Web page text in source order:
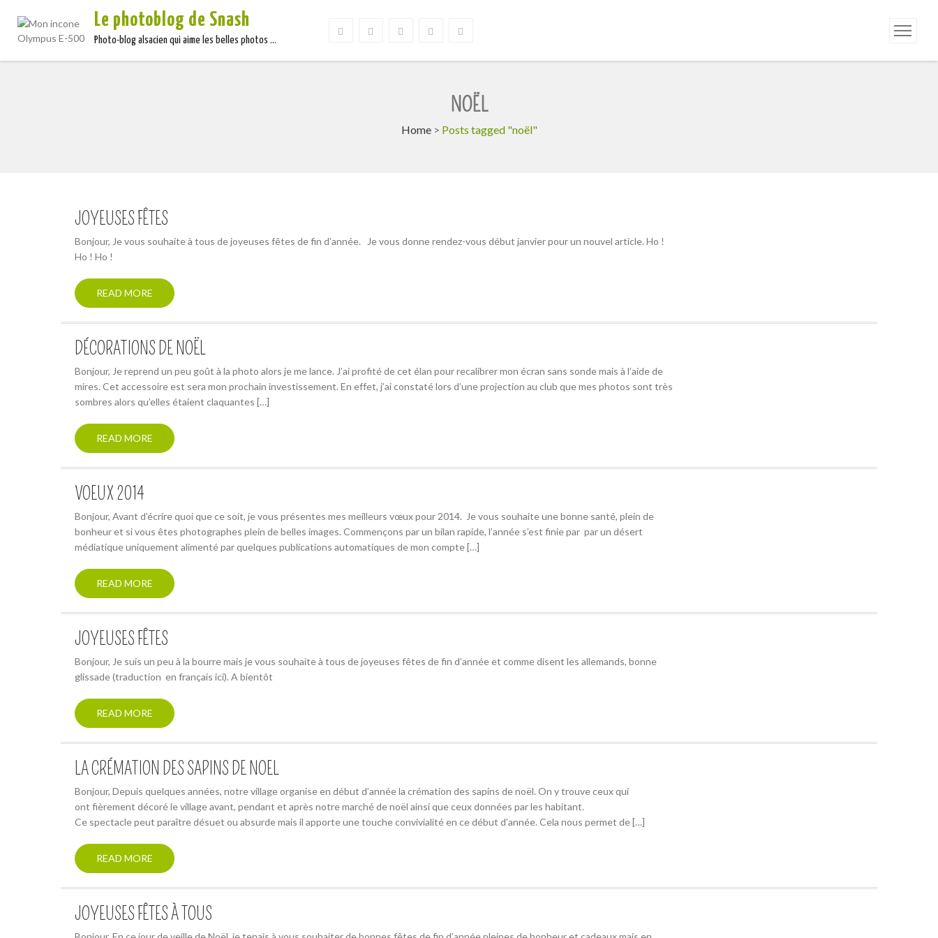
Le photoblog de Snash
Photo-blog alsacien qui aime les belles photos …
NOËL
Home> Posts tagged "noël"
JOYEUSES FÊTES
Bonjour, Je vous souhaite à tous de joyeuses fêtes de fin d’année. Je vous donne rendez-vous début janvier pour un nouvel article. Ho !
Ho ! Ho !
READ MORE
DÉCORATIONS DE NOËL
Bonjour, Je reprend un peu goût à la photo alors je me lance. J’ai profité de cet élan pour recalibrer mon écran sans sonde mais à l’aide de
mires. Cet accessoire est sera mon prochain investissement. En effet, j’ai constaté lors d’une projection au club que mes photos sont très
sombres alors qu’elles étaient claquantes […]
READ MORE
VOEUX 2014
Bonjour, Avant d’écrire quoi que ce soit, je vous présentes mes meilleurs vœux pour 2014. Je vous souhaite une bonne santé, plein de
bonheur et si vous êtes photographes plein de belles images. Commençons par un bilan rapide, l’année s’est finie par par un désert
médiatique uniquement alimenté par quelques publications automatiques de mon compte […]
READ MORE
JOYEUSES FÊTES
Bonjour, Je suis un peu à la bourre mais je vous souhaite à tous de joyeuses fêtes de fin d’année et comme disent les allemands, bonne
glissade (traduction en français ici). A bientôt
READ MORE
LA CRÉMATION DES SAPINS DE NOEL
Bonjour, Depuis quelques années, notre village organise en début d’année la crémation des sapins de noël. On y trouve ceux qui
ont fièrement décoré le village avant, pendant et après notre marché de noël ainsi que ceux données par les habitant.
Ce spectacle peut paraître désuet ou absurde mais il apporte une touche convivialité en ce début d’année. Cela nous permet de […]
READ MORE
JOYEUSES FÊTES À TOUS